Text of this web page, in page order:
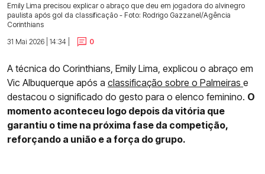
Emily Lima precisou explicar o abraço que deu em jogadora do alvinegro
paulista após gol da classificação - Foto: Rodrigo Gazzanel/Agência
Corinthians
31 Mai 2026 | 14:34 |
0
A técnica do Corinthians, Emily Lima, explicou o abraço em
Vic Albuquerque após a classificação sobre o Palmeiras e
destacou o significado do gesto para o elenco feminino. O
momento aconteceu logo depois da vitória que
garantiu o time na próxima fase da competição,
reforçando a união e a força do grupo.